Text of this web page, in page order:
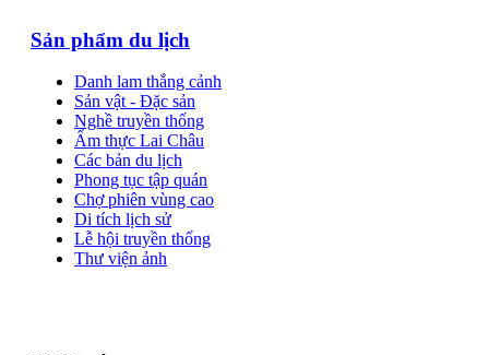
Sản phẩm du lịch
Danh lam thắng cảnh
Sản vật - Đặc sản
Nghề truyền thống
Ẩm thực Lai Châu
Các bản du lịch
Phong tục tập quán
Chợ phiên vùng cao
Di tích lịch sử
Lễ hội truyền thống
Thư viện ảnh